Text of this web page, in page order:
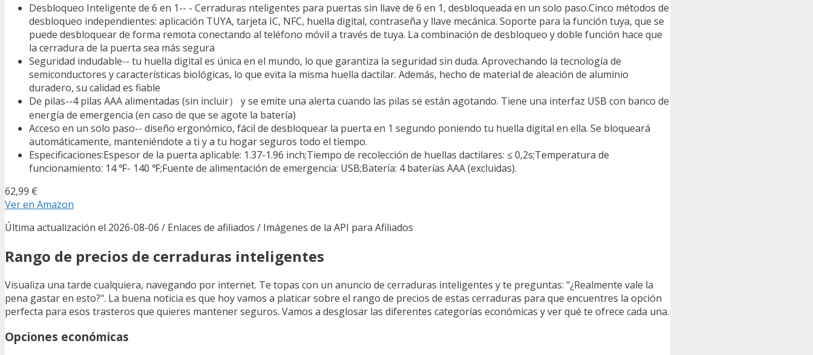
Desbloqueo Inteligente de 6 en 1-- - Cerraduras nteligentes para puertas sin llave de 6 en 1, desbloqueada en un solo paso.Cinco métodos de
desbloqueo independientes: aplicación TUYA, tarjeta IC, NFC, huella digital, contraseña y llave mecánica. Soporte para la función tuya, que se
puede desbloquear de forma remota conectando al teléfono móvil a través de tuya. La combinación de desbloqueo y doble función hace que
la cerradura de la puerta sea más segura
Seguridad indudable-- tu huella digital es única en el mundo, lo que garantiza la seguridad sin duda. Aprovechando la tecnología de
semiconductores y características biológicas, lo que evita la misma huella dactilar. Además, hecho de material de aleación de aluminio
duradero, su calidad es fiable
De pilas--4 pilas AAA alimentadas (sin incluir） y se emite una alerta cuando las pilas se están agotando. Tiene una interfaz USB con banco de
energía de emergencia (en caso de que se agote la batería)
Acceso en un solo paso-- diseño ergonómico, fácil de desbloquear la puerta en 1 segundo poniendo tu huella digital en ella. Se bloqueará
automáticamente, manteniéndote a ti y a tu hogar seguros todo el tiempo.
Especificaciones:Espesor de la puerta aplicable: 1.37-1.96 inch;Tiempo de recolección de huellas dactilares: ≤ 0,2s;Temperatura de
funcionamiento: 14 ℉- 140 ℉;Fuente de alimentación de emergencia: USB;Batería: 4 baterías AAA (excluidas).
62,99 €
Ver en Amazon
Última actualización el 2026-08-06 / Enlaces de afiliados / Imágenes de la API para Afiliados
Rango de precios de cerraduras inteligentes
Visualiza una tarde cualquiera, navegando por internet. Te topas con un anuncio de cerraduras inteligentes y te preguntas: "¿Realmente vale la
pena gastar en esto?". La buena noticia es que hoy vamos a platicar sobre el rango de precios de estas cerraduras para que encuentres la opción
perfecta para esos trasteros que quieres mantener seguros. Vamos a desglosar las diferentes categorías económicas y ver qué te ofrece cada una.
Opciones económicas